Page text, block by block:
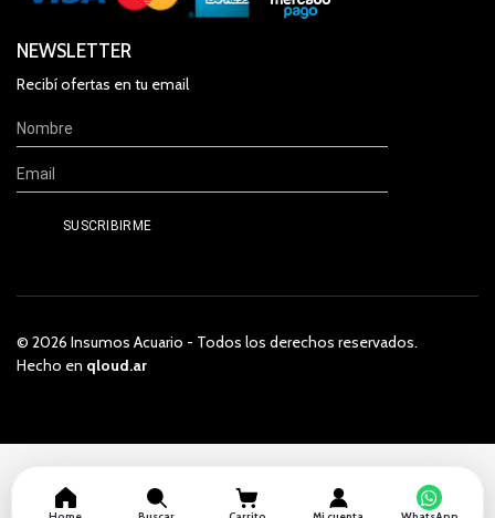
NEWSLETTER
Recibí ofertas en tu email
© 2026 Insumos Acuario - Todos los derechos reservados.
Hecho en qloud.ar